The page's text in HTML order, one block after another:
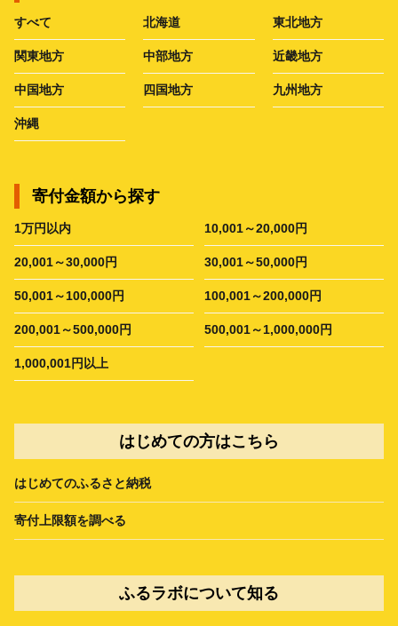
すべて 北海道 東北地方
関東地方 中部地方 近畿地方
中国地方 四国地方 九州地方
沖縄
寄付金額から探す
1万円以内 10,001～20,000円
20,001～30,000円 30,001～50,000円
50,001～100,000円 100,001～200,000円
200,001～500,000円 500,001～1,000,000円
1,000,001円以上
はじめての方はこちら
はじめてのふるさと納税
寄付上限額を調べる
ふるラボについて知る